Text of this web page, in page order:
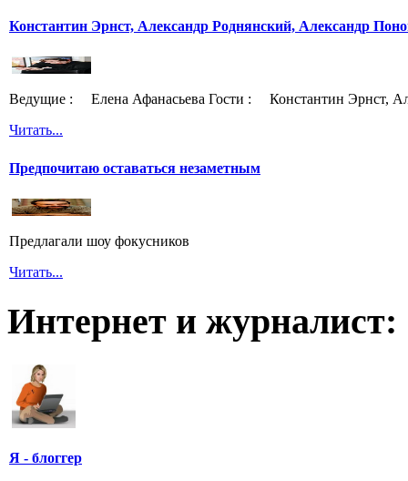
Константин Эрнст, Александр Роднянский, Александр
Ведущие : Елена Афанасьева Гости : Константин Эрнст,
Читать...
Предпочитаю оставаться незаметным
Предлагали шоу фокусников
Читать...
Интернет и журналист:
Я - блоггер